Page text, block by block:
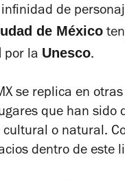
de
de México
por la Unesco.
se replica en
que han sido
o natural.
dentro de este